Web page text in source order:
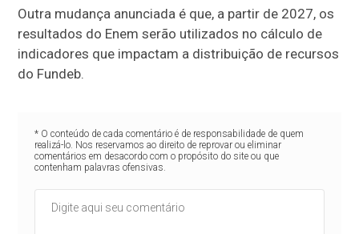
Outra mudança anunciada é que, a partir de 2027, os
resultados do Enem serão utilizados no cálculo de
indicadores que impactam a distribuição de recursos
do Fundeb.
* O conteúdo de cada comentário é de responsabilidade de quem
realizá-lo. Nos reservamos ao direito de reprovar ou eliminar
comentários em desacordo com o propósito do site ou que
contenham palavras ofensivas.